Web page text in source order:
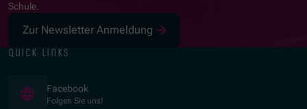
Schule.
Zur Newsletter Anmeldung
quick links
Facebook
Folgen Sie uns!